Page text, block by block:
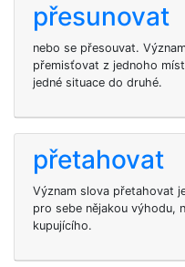
přesunovat
nebo se přesouvat.
přemisťovat z jednoho
jedné situace do druhé.
přetahovat
Význam slova přetahovat
pro sebe nějakou výhodu,
kupujícího.